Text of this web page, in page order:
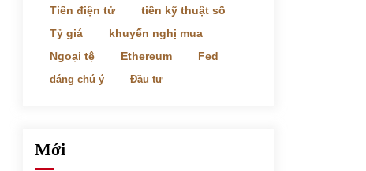
phiếu nổi bật
13/10/2021
Tiền điện tử
tiền kỹ thuật số
Tỷ giá
khuyến nghị mua
Ngoại tệ
Ethereum
Fed
đáng chú ý
Đầu tư
Mới